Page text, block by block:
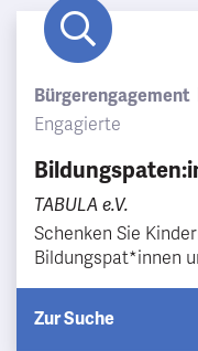
Bürgerengagement
Engagierte
TABULA e.V.
Schenken Sie
Bildungspat*innen
Es gibt ga…
Zur Suche